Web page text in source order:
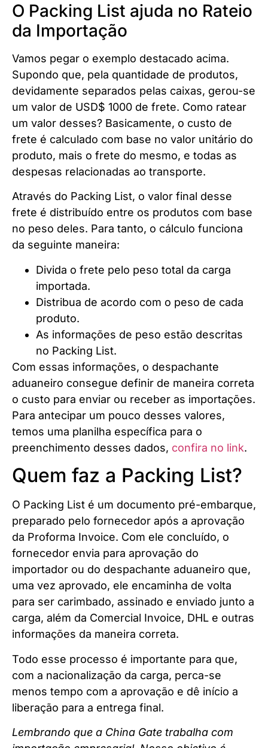
O Packing List ajuda no Rateio
da Importação
Vamos pegar o exemplo destacado acima.
Supondo que, pela quantidade de produtos,
devidamente separados pelas caixas, gerou-se
um valor de USD$ 1000 de frete. Como ratear
um valor desses? Basicamente, o custo de
frete é calculado com base no valor unitário do
produto, mais o frete do mesmo, e todas as
despesas relacionadas ao transporte.
Através do Packing List, o valor final desse
frete é distribuído entre os produtos com base
no peso deles. Para tanto, o cálculo funciona
da seguinte maneira:
Divida o frete pelo peso total da carga
importada.
Distribua de acordo com o peso de cada
produto.
As informações de peso estão descritas
no Packing List.
Com essas informações, o despachante
aduaneiro consegue definir de maneira correta
o custo para enviar ou receber as importações.
Para antecipar um pouco desses valores,
temos uma planilha específica para o
preenchimento desses dados, confira no link.
Quem faz a Packing List?
O Packing List é um documento pré-embarque,
preparado pelo fornecedor após a aprovação
da Proforma Invoice. Com ele concluído, o
fornecedor envia para aprovação do
importador ou do despachante aduaneiro que,
uma vez aprovado, ele encaminha de volta
para ser carimbado, assinado e enviado junto a
carga, além da Comercial Invoice, DHL e outras
informações da maneira correta.
Todo esse processo é importante para que,
com a nacionalização da carga, perca-se
menos tempo com a aprovação e dê início a
liberação para a entrega final.
Lembrando que a China Gate trabalha com